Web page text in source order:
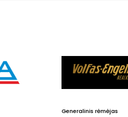
Generalinis rėmėjas